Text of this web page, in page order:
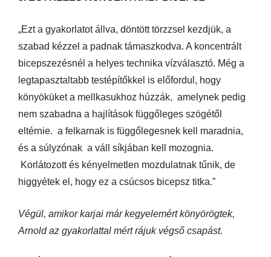
„Ezt a gyakorlatot állva, döntött törzzsel kezdjük, a
szabad kézzel a padnak támaszkodva. A koncentrált
bicepszezésnél a helyes technika vízválasztó. Még a
legtapasztaltabb testépítőkkel is előfordul, hogy
könyöküket a mellkasukhoz húzzák, amelynek pedig
nem szabadna a hajlítások függőleges szögétől
eltérnie. a felkarnak is függőlegesnek kell maradnia,
és a súlyzónak a váll síkjában kell mozognia.
Korlátozott és kényelmetlen mozdulatnak tűnik, de
higgyétek el, hogy ez a csúcsos bicepsz titka.”
Végül, amikor karjai már kegyelemért könyörögtek,
Arnold az gyakorlattal mért rájuk végső csapást.